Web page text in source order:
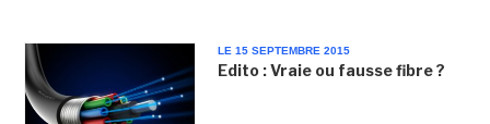
LE 15 SEPTEMBRE 2015
Edito : Vraie ou fausse fibre ?